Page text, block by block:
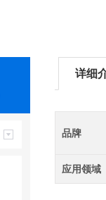
详细
品牌
应用领域